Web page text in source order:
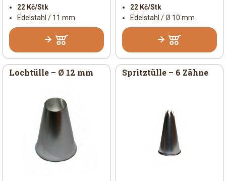
22 Kč/Stk
Edelstahl / 11 mm
22 Kč/Stk
Edelstahl / Ø 10 mm
Lochtülle – Ø 12 mm Spritztülle – 6 Zähne